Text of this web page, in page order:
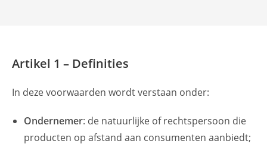
Artikel 1 – Definities
In deze voorwaarden wordt verstaan onder:
Ondernemer: de natuurlijke of rechtspersoon die
producten op afstand aan consumenten aanbiedt;